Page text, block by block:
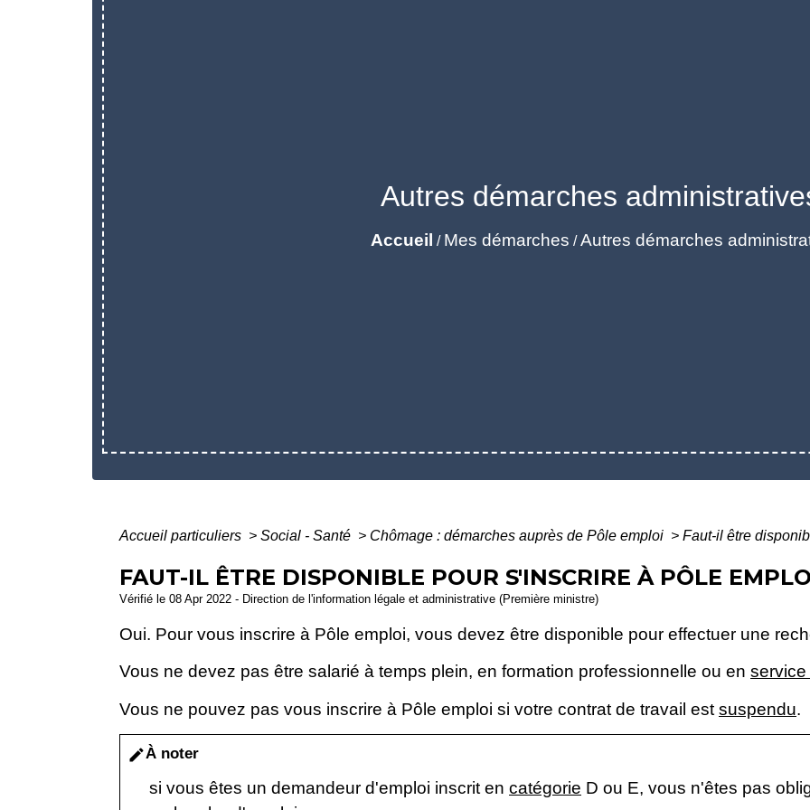
Autres démarches
Accueil / Mes démarches /Autres démarches
Accueil particuliers > Social - Santé > Chômage : démarches auprès de Pôle emploi > Faut-il être
FAUT-IL ÊTRE DISPONIBLE POUR S'INSCRIRE À PÔLE
Vérifié le 08 Apr 2022 - Direction de l'information légale et administrative (Première ministre)
Oui. Pour vous inscrire à Pôle emploi, vous devez être disponible pour effectuer une
Vous ne devez pas être salarié à temps plein, en formation professionnelle ou en
Vous ne pouvez pas vous inscrire à Pôle emploi si votre contrat de travail est suspendu.
editÀ noter
si vous êtes un demandeur d'emploi inscrit en catégorie D ou E, vous n'êtes pas